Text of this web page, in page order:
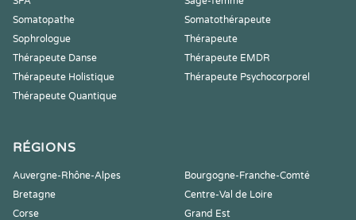
Somatopathe
Somatothérapeute
Sophrologue
Thérapeute
Thérapeute Danse
Thérapeute EMDR
Thérapeute Holistique
Thérapeute Psychocorporel
Thérapeute Quantique
RÉGIONS
Auvergne-Rhône-Alpes
Bourgogne-Franche-Comté
Bretagne
Centre-Val de Loire
Corse
Grand Est